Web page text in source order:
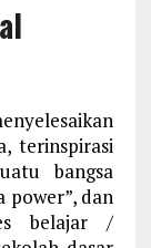
terinspirasi
bangsa
power”, dan
belajar /